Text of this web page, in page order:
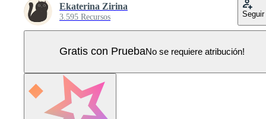
Ekaterina Zirina
3.595 Recursos Seguir
Gratis con PruebaNo se requiere atribución!